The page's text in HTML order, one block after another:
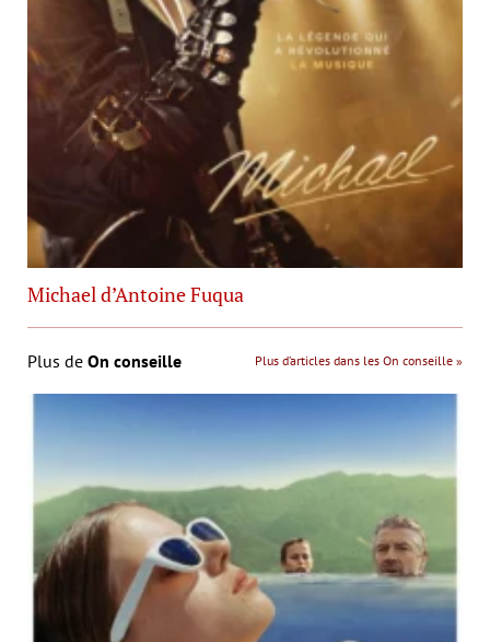
Michael d’Antoine Fuqua
Plus de On conseille Plus d’articles dans les On conseille »